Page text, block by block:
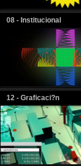
08 - Institucional
12 - Graficaci?n